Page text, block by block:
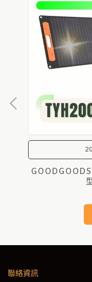
聯絡資訊